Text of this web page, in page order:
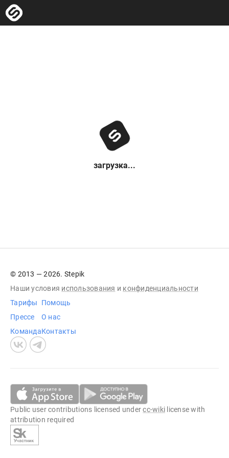
загрузка...
© 2013 — 2026. Stepik
Наши условия использования и конфиденциальности
Тарифы
Прессе
Команда
Помощь
О нас
Контакты
Public user contributions licensed undercc-wiki license with
attribution required